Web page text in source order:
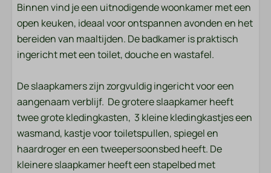
Slaapkamer
Beddengoed
Entertainment
Flatscreen TV
Wifi
Keuken
Binnen vind je een uitnodigende woonkamer met een
open keuken, ideaal voor ontspannen avonden en het
bereiden van maaltijden. De badkamer is praktisch
ingericht met een toilet, douche en wastafel.
De slaapkamers zijn zorgvuldig ingericht voor een
aangenaam verblijf. De grotere slaapkamer heeft
twee grote kledingkasten, 3 kleine kledingkastjes een
wasmand, kastje voor toiletspullen, spiegel en
haardroger en een tweepersoonsbed heeft. De
kleinere slaapkamer heeft een stapelbed met